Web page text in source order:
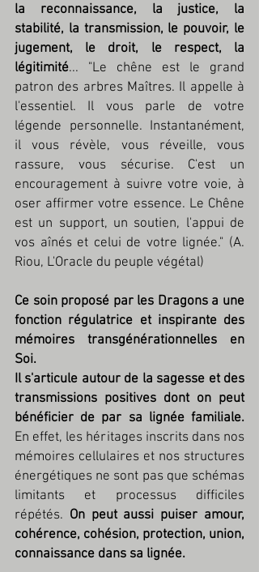
la reconnaissance, la justice, la
stabilité, la transmission, le pouvoir, le
jugement, le droit, le respect, la
légitimité... "Le chêne est le grand
patron des arbres Maîtres. Il appelle à
l'essentiel. Il vous parle de votre
légende personnelle. Instantanément,
il vous révèle, vous réveille, vous
rassure, vous sécurise. C'est un
encouragement à suivre votre voie, à
oser affirmer votre essence. Le Chêne
est un support, un soutien, l'appui de
vos aînés et celui de votre lignée." (A.
Riou, L'Oracle du peuple végétal)
Ce soin proposé par les Dragons a une
fonction régulatrice et inspirante des
mémoires transgénérationnelles en
Soi.
Il s'articule autour de la sagesse et des
transmissions positives dont on peut
En effet, les héritages inscrits dans nos
mémoires cellulaires et nos structures
énergétiques ne sont pas que schémas
limitants et processus difficiles
répétés. On peut aussi puiser amour,
cohérence, cohésion, protection, union,
connaissance dans sa lignée.